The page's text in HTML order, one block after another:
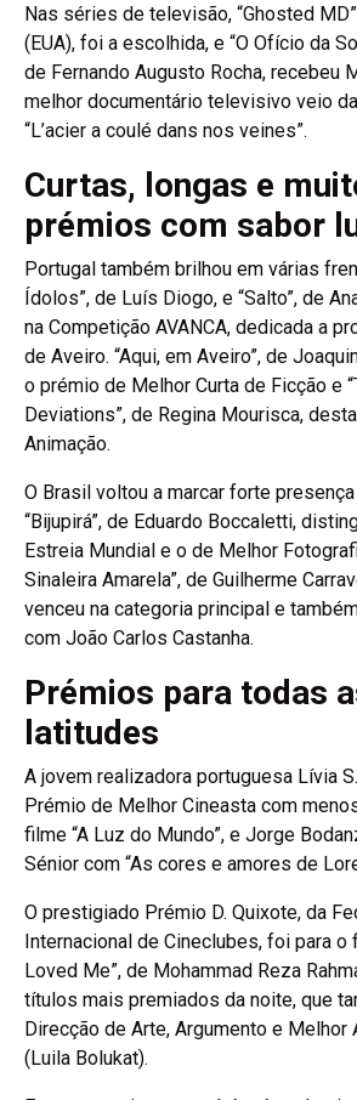
Nas séries de televisão, “Ghosted
(EUA), foi a escolhida, e “O Ofício da
de Fernando Augusto Rocha, recebeu
melhor documentário televisivo veio
“L’acier a coulé dans nos veines”.
Curtas, longas e
prémios com sabor
Portugal também brilhou em várias
Ídolos”, de Luís Diogo, e “Salto”, de
na Competição AVANCA, dedicada a
de Aveiro. “Aqui, em Aveiro”, de
o prémio de Melhor Curta de Ficção e
Deviations”, de Regina Mourisca,
Animação.
O Brasil voltou a marcar forte
“Bijupirá”, de Eduardo Boccaletti,
Estreia Mundial e o de Melhor
Sinaleira Amarela”, de Guilherme
venceu na categoria principal e
com João Carlos Castanha.
Prémios para todas
latitudes
A jovem realizadora portuguesa Lívia
Prémio de Melhor Cineasta com
filme “A Luz do Mundo”, e Jorge
Sénior com “As cores e amores de
O prestigiado Prémio D. Quixote, da
Internacional de Cineclubes, foi para o
Loved Me”, de Mohammad Reza
títulos mais premiados da noite, que
Direcção de Arte, Argumento e Melhor
(Luila Bolukat).